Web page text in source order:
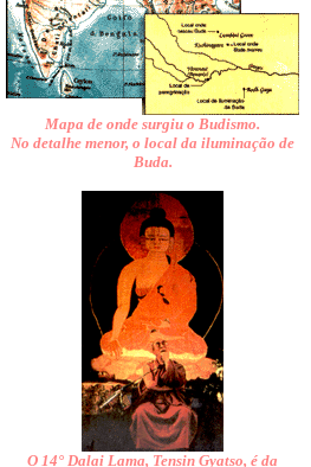
Mapa de onde surgiu o Budismo.
No detalhe menor, o local da iluminação de
Buda.
O 14° Dalai Lama, Tensin Gyatso, é da